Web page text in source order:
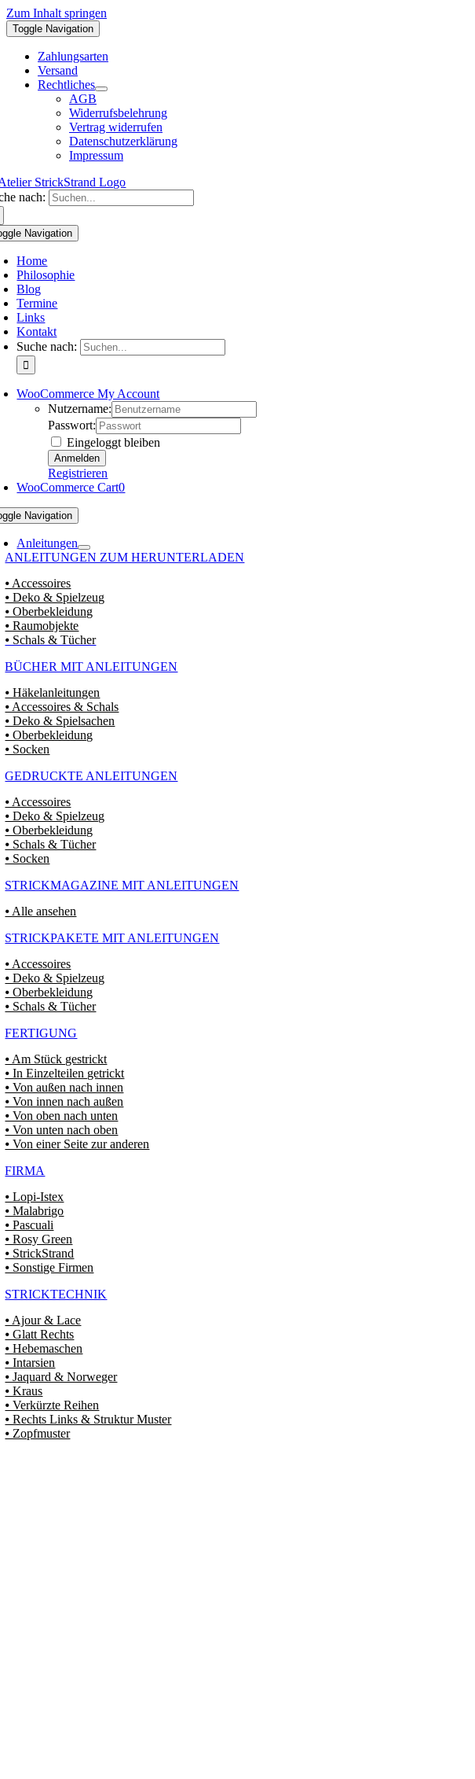
Zum Inhalt springen
Toggle Navigation
Zahlungsarten
Versand
Rechtliches
AGB
Widerrufsbelehrung
Vertrag widerrufen
Datenschutzerklärung
Impressum
nach:
Navigation
Home
Philosophie
Blog
Termine
Links
Kontakt
Suche nach:
WooCommerce My Account
Nutzername:
Passwort:
Eingeloggt bleiben
Registrieren
WooCommerce Cart0
Navigation
Anleitungen
ANLEITUNGEN ZUM HERUNTERLADEN
⦁ Accessoires
⦁ Deko & Spielzeug
⦁ Oberbekleidung
⦁ Raumobjekte
⦁ Schals & Tücher
BÜCHER MIT ANLEITUNGEN
⦁ Häkelanleitungen
⦁ Accessoires & Schals
⦁ Deko & Spielsachen
⦁ Oberbekleidung
⦁ Socken
GEDRUCKTE ANLEITUNGEN
⦁ Accessoires
⦁ Deko & Spielzeug
⦁ Oberbekleidung
⦁ Schals & Tücher
⦁ Socken
STRICKMAGAZINE MIT ANLEITUNGEN
⦁ Alle ansehen
STRICKPAKETE MIT ANLEITUNGEN
⦁ Accessoires
⦁ Deko & Spielzeug
⦁ Oberbekleidung
⦁ Schals & Tücher
FERTIGUNG
⦁ Am Stück gestrickt
⦁ In Einzelteilen getrickt
⦁ Von außen nach innen
⦁ Von innen nach außen
⦁ Von oben nach unten
⦁ Von unten nach oben
⦁ Von einer Seite zur anderen
FIRMA
⦁ Lopi-Istex
⦁ Malabrigo
⦁ Pascuali
⦁ Rosy Green
⦁ StrickStrand
⦁ Sonstige Firmen
STRICKTECHNIK
⦁ Ajour & Lace
⦁ Glatt Rechts
⦁ Hebemaschen
⦁ Intarsien
⦁ Jaquard & Norweger
⦁ Kraus
⦁ Verkürzte Reihen
⦁ Rechts Links & Struktur Muster
⦁ Zopfmuster